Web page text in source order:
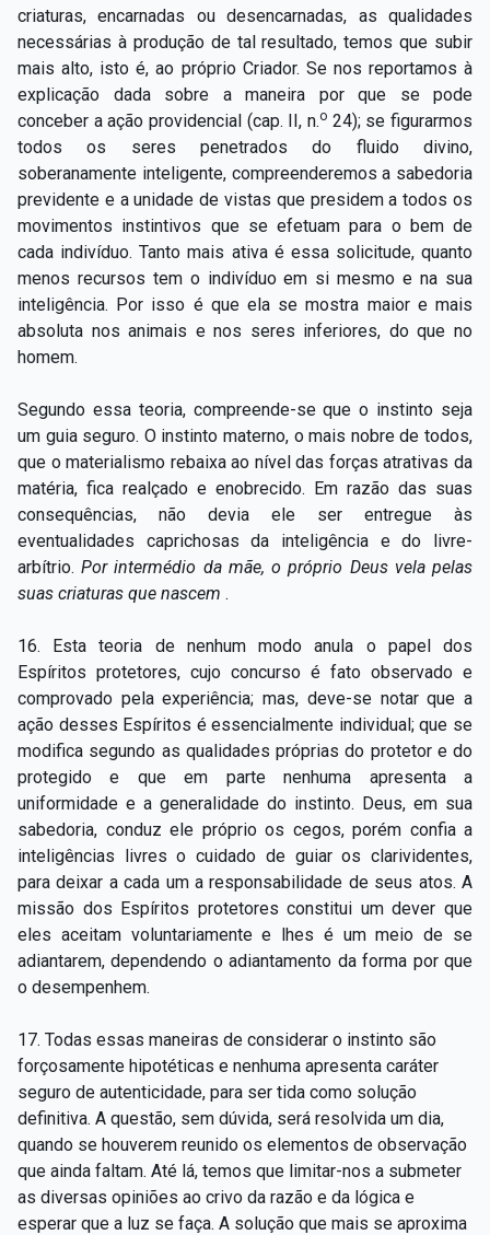
criaturas, encarnadas ou desencarnadas, as qualidades
necessárias à produção de tal resultado, temos que subir
mais alto, isto é, ao próprio Criador. Se nos reportamos à
explicação dada sobre a maneira por que se pode
conceber a ação providencial (cap. II, n.o 24); se figurarmos
todos os seres penetrados do fluido divino,
soberanamente inteligente, compreenderemos a sabedoria
previdente e a unidade de vistas que presidem a todos os
movimentos instintivos que se efetuam para o bem de
cada indivíduo. Tanto mais ativa é essa solicitude, quanto
menos recursos tem o indivíduo em si mesmo e na sua
inteligência. Por isso é que ela se mostra maior e mais
absoluta nos animais e nos seres inferiores, do que no
homem.
Segundo essa teoria, compreende-se que o instinto seja
um guia seguro. O instinto materno, o mais nobre de todos,
que o materialismo rebaixa ao nível das forças atrativas da
matéria, fica realçado e enobrecido. Em razão das suas
consequências, não devia ele ser entregue às
eventualidades caprichosas da inteligência e do livre-
arbítrio.Por intermédio da mãe, o próprio Deus vela pelas
suas criaturas que nascem .
16. Esta teoria de nenhum modo anula o papel dos
Espíritos protetores, cujo concurso é fato observado e
comprovado pela experiência; mas, deve-se notar que a
ação desses Espíritos é essencialmente individual; que se
modifica segundo as qualidades próprias do protetor e do
protegido e que em parte nenhuma apresenta a
uniformidade e a generalidade do instinto. Deus, em sua
sabedoria, conduz ele próprio os cegos, porém confia a
inteligências livres o cuidado de guiar os clarividentes,
para deixar a cada um a responsabilidade de seus atos. A
missão dos Espíritos protetores constitui um dever que
eles aceitam voluntariamente e lhes é um meio de se
adiantarem, dependendo o adiantamento da forma por que
o desempenhem.
17. Todas essas maneiras de considerar o instinto são
forçosamente hipotéticas e nenhuma apresenta caráter
seguro de autenticidade, para ser tida como solução
definitiva. A questão, sem dúvida, será resolvida um dia,
quando se houverem reunido os elementos de observação
que ainda faltam. Até lá, temos que limitar-nos a submeter
as diversas opiniões ao crivo da razão e da lógica e
esperar que a luz se faça. A solução que mais se aproxima